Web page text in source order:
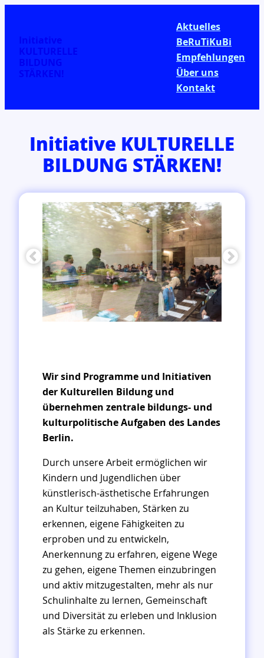
Initiative
KULTURELLE
BILDUNG
STÄRKEN!
Aktuelles
BeRuTiKuBi
Empfehlungen
Über uns
Kontakt
Initiative KULTURELLE
BILDUNG STÄRKEN!
Foto: Martin Christopher Welker
Wir sind Programme und Initiativen
der Kulturellen Bildung und
übernehmen zentrale bildungs- und
kulturpolitische Aufgaben des Landes
Berlin.
Durch unsere Arbeit ermöglichen wir
Kindern und Jugendlichen über
künstlerisch-ästhetische Erfahrungen
an Kultur teilzuhaben, Stärken zu
erkennen, eigene Fähigkeiten zu
erproben und zu entwickeln,
Anerkennung zu erfahren, eigene Wege
zu gehen, eigene Themen einzubringen
und aktiv mitzugestalten, mehr als nur
Schulinhalte zu lernen, Gemeinschaft
und Diversität zu erleben und Inklusion
als Stärke zu erkennen.